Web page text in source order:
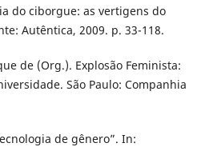
do ciborgue: as vertigens do
Autêntica, 2009. p. 33-118.
de (Org.). Explosão Feminista:
São Paulo: Companhia
de gênero”. In: